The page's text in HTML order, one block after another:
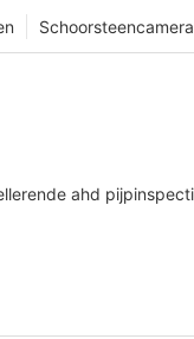
Schoorsteencamera